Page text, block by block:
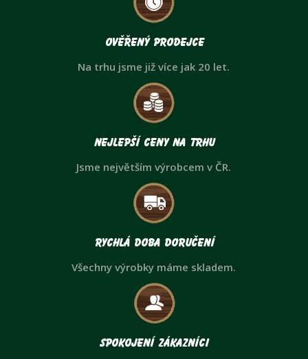
Ověřený prodejce
Na trhu jsme již více jak 20 let.
Nejlepší ceny na trhu
Jsme největším výrobcem v ČR.
Rychlá doba doručení
Všechny výrobky máme skladem.
Spokojení zákazníci